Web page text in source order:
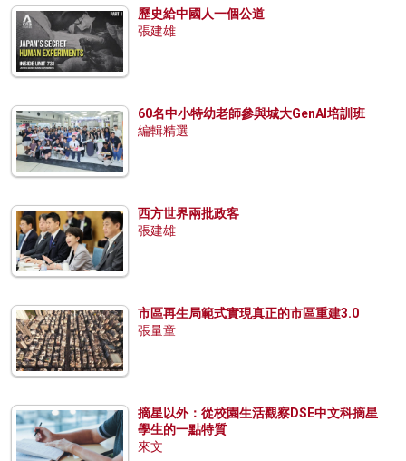
歷史給中國人一個公道
張建雄
60名中小特幼老師參與城大GenAI培訓班
編輯精選
西方世界兩批政客
張建雄
市區再生局範式實現真正的市區重建3.0
張量童
摘星以外：從校園生活觀察DSE中文科摘星
學生的一點特質
來文